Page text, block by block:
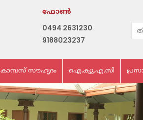
ഫോണ്‍
0494 2631230
9188023237
കാമ്പസ് സൗഹൃദം ഐ.ക്യു.എ.സി